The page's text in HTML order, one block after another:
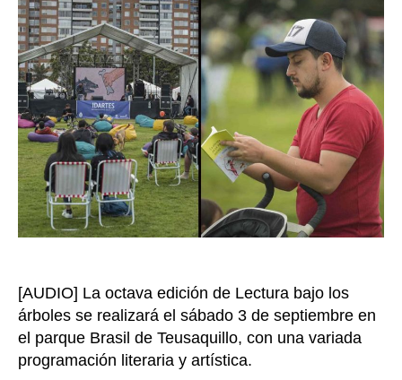
la
del
al
aire
por
los
[AUDIO] La octava edición de Lectura bajo los
árboles se realizará el sábado 3 de septiembre en
el parque Brasil de Teusaquillo, con una variada
programación literaria y artística.